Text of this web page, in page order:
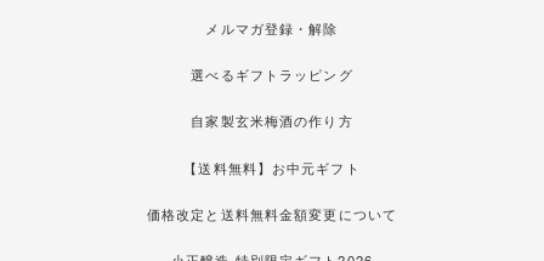
メルマガ登録・解除
選べるギフトラッピング
自家製玄米梅酒の作り方
【送料無料】お中元ギフト
価格改定と送料無料金額変更について